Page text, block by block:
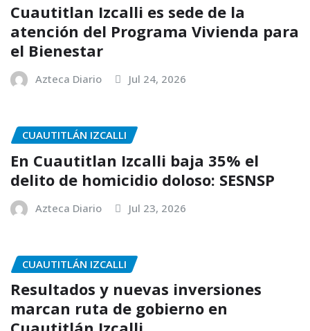
Cuautitlan Izcalli es sede de la
atención del Programa Vivienda para
el Bienestar
Azteca Diario Jul 24, 2026
CUAUTITLÁN IZCALLI
En Cuautitlan Izcalli baja 35% el
delito de homicidio doloso: SESNSP
Azteca Diario Jul 23, 2026
CUAUTITLÁN IZCALLI
Resultados y nuevas inversiones
marcan ruta de gobierno en